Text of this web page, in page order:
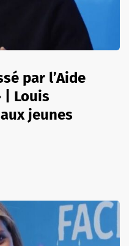
par l’Aide
| Louis
jeunes